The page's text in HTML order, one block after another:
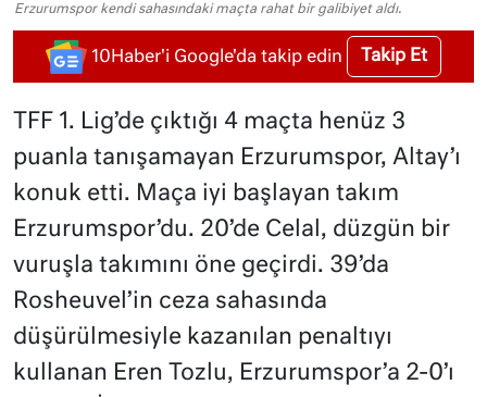
Erzurumspor kendi sahasındaki maçta rahat bir galibiyet aldı.
10Haber'i Google'da takip edin Takip Et
TFF 1. Lig’de çıktığı 4 maçta henüz 3
puanla tanışamayan Erzurumspor, Altay’ı
konuk etti. Maça iyi başlayan takım
Erzurumspor’du. 20’de Celal, düzgün bir
vuruşla takımını öne geçirdi. 39’da
Rosheuvel’in ceza sahasında
düşürülmesiyle kazanılan penaltıyı
kullanan Eren Tozlu, Erzurumspor’a 2-0’ı